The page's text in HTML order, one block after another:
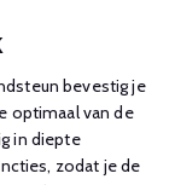
bevestig je
optimaal van de
in diepte
zodat je de